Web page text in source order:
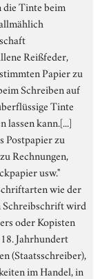
die Tinte beim
Reißfeder,
Papier zu
Schreiben auf
Tinte
lassen kann.[...]
Postpapier zu
Rechnungen,
usw."
wie der
Schreibschrift wird
oder Kopisten
Jahrhundert
(Staatsschreiber),
im Handel, in